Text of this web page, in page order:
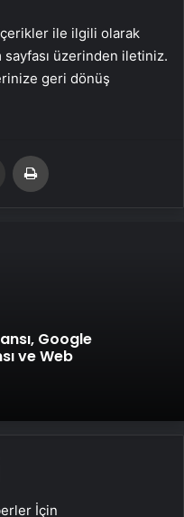
ile ilgili olarak
üzerinden iletiniz.
geri dönüş
Email'den paylaş
ve Web
İçin